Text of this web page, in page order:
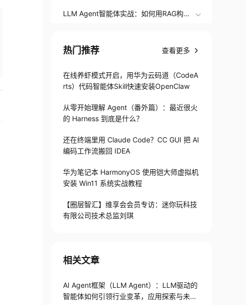
LLM Agent智能体实战：如何用RAG构建
热门推荐 查看更多
在线养虾模式开启，用华为云码道（CodeA
rts）代码智能体Skill快速安装OpenClaw
从零开始理解 Agent（番外篇）：最近很火
的 Harness 到底是什么？
还在终端里用 Claude Code？CC GUI 把 AI
编码工作流搬回 IDEA
华为笔记本 HarmonyOS 使用铠大师虚拟机
安装 Win11 系统实战教程
【圈层智汇】维享会会员专访：迷你玩科技
有限公司技术总监刘琪
相关文章
AI Agent框架（LLM Agent）：LLM驱动的
智能体如何引领行业变革，应用探索与未来